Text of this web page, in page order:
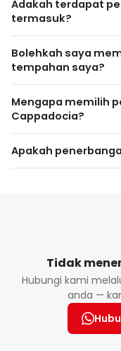
Adakah terdapat
termasuk?
penerbangan
tempatan.
Bolehkah saya
tempahan saya?
penyedia. Butiran
penempahan.
Mengapa memilih
Cappadocia?
Apakah
Tidak
Hubungi kami
anda —